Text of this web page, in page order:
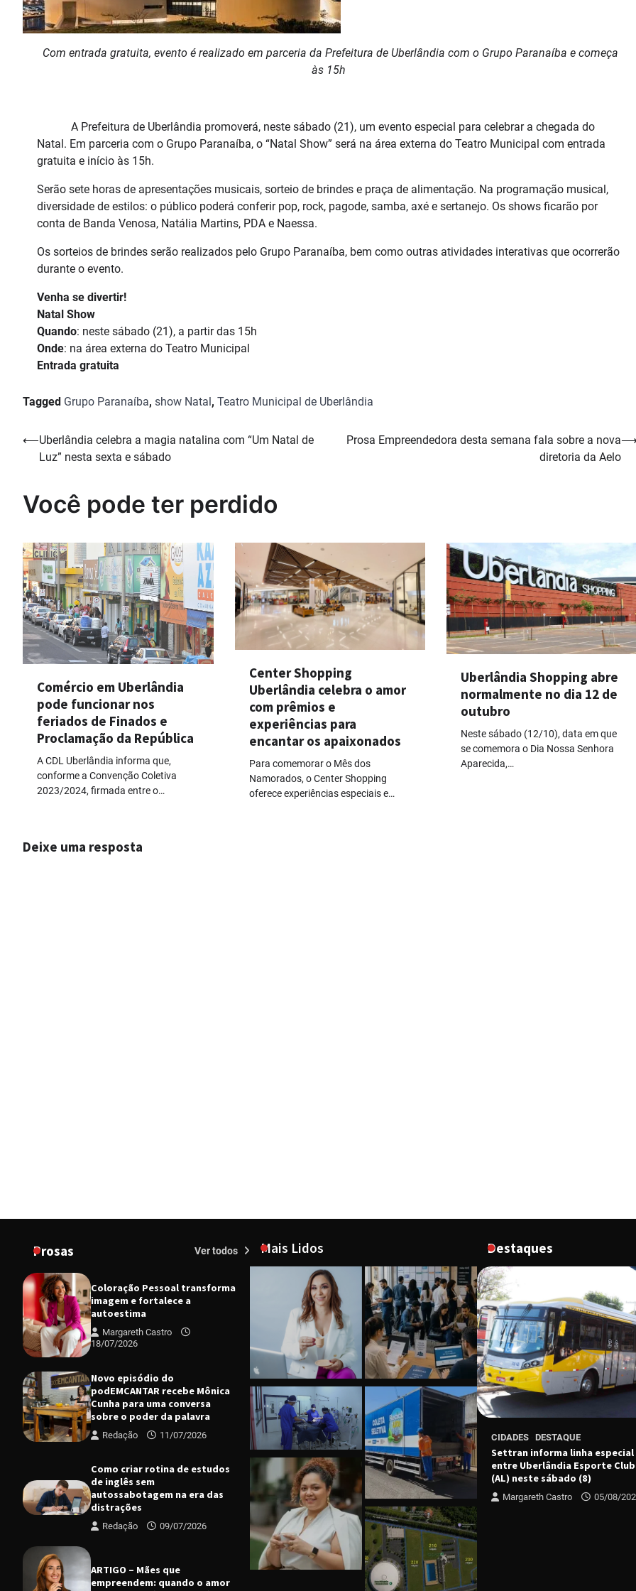
Com entrada gratuita, evento é realizado em parceria da Prefeitura de Uberlândia com o Grupo Paranaíba e começa
às 15h
A Prefeitura de Uberlândia promoverá, neste sábado (21), um evento especial para celebrar a chegada do
Natal. Em parceria com o Grupo Paranaíba, o “Natal Show” será na área externa do Teatro Municipal com entrada
gratuita e início às 15h.
Serão sete horas de apresentações musicais, sorteio de brindes e praça de alimentação. Na programação musical,
diversidade de estilos: o público poderá conferir pop, rock, pagode, samba, axé e sertanejo. Os shows ficarão por
conta de Banda Venosa, Natália Martins, PDA e Naessa.
Os sorteios de brindes serão realizados pelo Grupo Paranaíba, bem como outras atividades interativas que ocorrerão
durante o evento.
Venha se divertir!
Natal Show
Quando: neste sábado (21), a partir das 15h
Onde: na área externa do Teatro Municipal
Entrada gratuita
Tagged Grupo Paranaíba, show Natal, Teatro Municipal de Uberlândia
Navegação
⟵Uberlândia celebra a magia natalina com “Um Natal de
Luz” nesta sexta e sábado
Prosa Empreendedora desta semana fala sobre a nova
diretoria da Aelo
Você pode ter perdido
Comércio em Uberlândia
pode funcionar nos
feriados de Finados e
Proclamação da República
A CDL Uberlândia informa que,
conforme a Convenção Coletiva
2023/2024, firmada entre o…
Center Shopping
Uberlândia celebra o amor
com prêmios e
experiências para
encantar os apaixonados
Para comemorar o Mês dos
Namorados, o Center Shopping
oferece experiências especiais e…
Uberlândia Shopping abre
normalmente no dia 12 de
outubro
Neste sábado (12/10), data em que
se comemora o Dia Nossa Senhora
Aparecida,…
Deixe uma resposta
Prosas Ver todos
Coloração Pessoal transforma
imagem e fortalece a
autoestima
Margareth Castro
18/07/2026
Novo episódio do
podEMCANTAR recebe Mônica
Cunha para uma conversa
sobre o poder da palavra
Redação 11/07/2026
Como criar rotina de estudos
de inglês sem
autossabotagem na era das
distrações
Redação 09/07/2026
ARTIGO – Mães que
empreendem: quando o amor
Mais Lidos Destaques
CIDADES DESTAQUE
Programa de Economia Criativa premia
projetos e forma nova turma em Uberaba
Margareth Castro 04/08/2026
CIDADES DESTAQUE
Settran informa linha
entre Uberlândia Esporte
(AL) neste sábado (8)
Margareth Castro 05/08/